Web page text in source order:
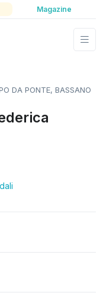
Magazine
DA PONTE, BASSANO